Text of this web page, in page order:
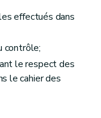
effectués dans
contrôle;
le respect des
le cahier des